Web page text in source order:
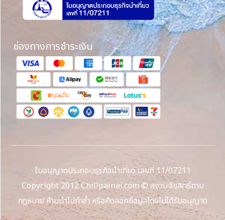
ช่องทางการชำระเงิน
ใบอนุญาตประกอบธุรกิจนำเที่ยว เลขที่ 11/07211
Copyright 2012 Chillpainai.com © สงวนลิขสิทธิ์ตาม
กฎหมาย ห้ามนำไปทำซ้ำ หรือคัดลอกข้อมูลโดยไม่ได้รับอนุญาต